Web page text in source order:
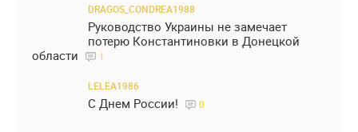
DRAGOS_CONDREA1988
Руководство Украины не замечает
потерю Константиновки в Донецкой
области
1
LELEA1986
С Днем России! 0